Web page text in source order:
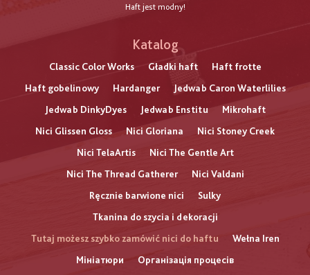
Haft jest modny!
Katalog
Classic Color Works Gładki haft
Haft frotte
Haft gobelinowy
Hardanger
Jedwab Caron Waterlilies
Jedwab DinkyDyes
Jedwab Enstitu
Mikrohaft
Nici Glissen Gloss
Nici Gloriana
Nici Stoney Creek
Nici TelaArtis
Nici The Gentle Art
Nici The Thread Gatherer
Nici Valdani
Ręcznie barwione nici
Sulky
Tkanina do szycia i dekoracji
Tutaj możesz szybko zamówić nici do haftu
Wełna Iren
Мініатюри
Організація процесів